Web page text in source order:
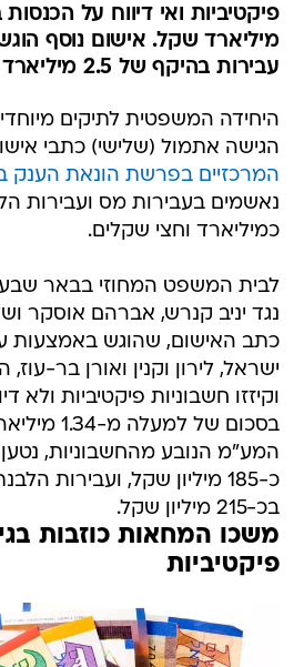
מיליארד שקל. אישום נוסף
עבירות בהיקף של 2.5 מיליארד שקל
היחידה המשפטית לתיקים
הגישה אתמול (שלישי) כתבי
המרכזיים בפרשת הונאת הענק
נאשמים בעבירות מס ועבירות
כמיליארד וחצי שקלים.
לבית המשפט המחוזי בבאר
נגד יניב קנרש, אברהם אוסקר
כתב האישום, שהוגש באמצעות
ישראל, לירון וקנין ואורן בר-
וקיזזו חשבוניות פיקטיביות ולא
בסכום של
המע"מ הנובע מהחשבוניות,
כ-185 מיליון שקל, ועבירות
בכ-215 מיליון שקל.
משכו המחאות כוזבות
פיקטיביות